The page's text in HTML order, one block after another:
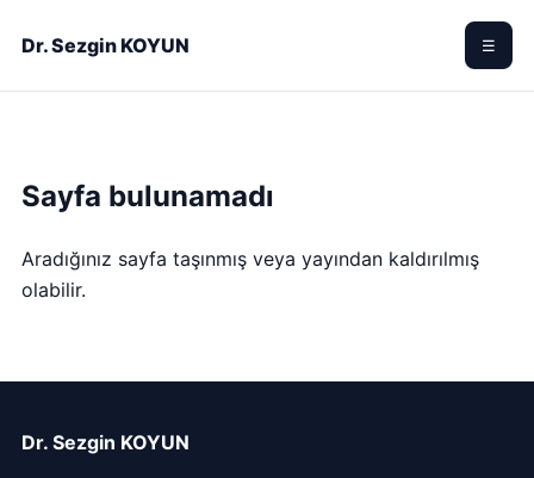
Dr. Sezgin KOYUN ☰
Sayfa bulunamadı
Aradığınız sayfa taşınmış veya yayından kaldırılmış
olabilir.
Dr. Sezgin KOYUN